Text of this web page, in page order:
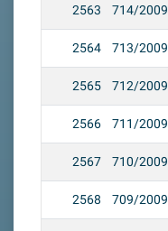
2563 714/2009
2564 713/2009
2565 712/2009
2566 711/2009
2567 710/2009
2568 709/2009